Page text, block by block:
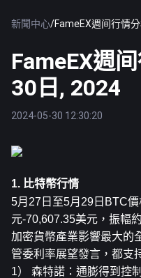
新聞中心/FameEX週间行情
FameEX週
30日, 2024
2024-05-30 12:30:20
1. 比特幣行情
5月27日至5月29日 BTC價
元-70,607.35美元，振幅
加密貨幣產業影響最大的
管委利率展望發言，都支
1） 森特諾：通膨得到控